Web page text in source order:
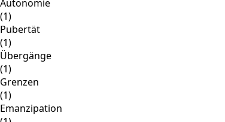
Autonomie
(1)
Pubertät
(1)
Übergänge
(1)
Grenzen
(1)
Emanzipation